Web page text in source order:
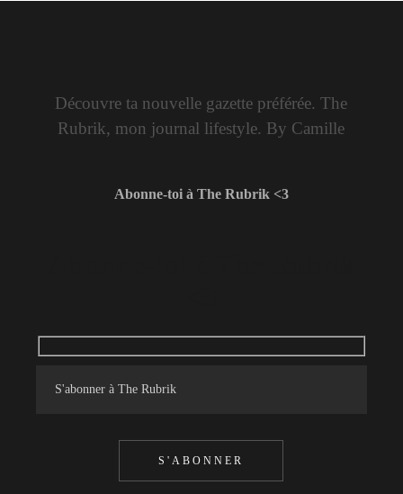
Découvre ta nouvelle gazette préférée. The
Rubrik, mon journal lifestyle. By Camille
Abonne-toi à The Rubrik <3
S'ABONNER